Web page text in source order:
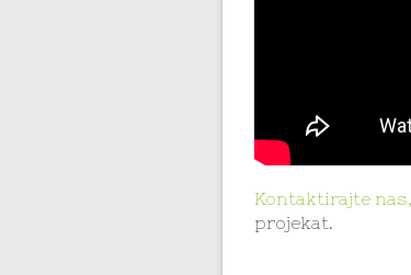
Kontaktirajte nas,
projekat.